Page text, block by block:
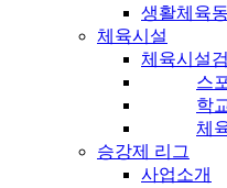
생활체육
체육시설
체육시설
스
학
체
승강제 리그
사업소개